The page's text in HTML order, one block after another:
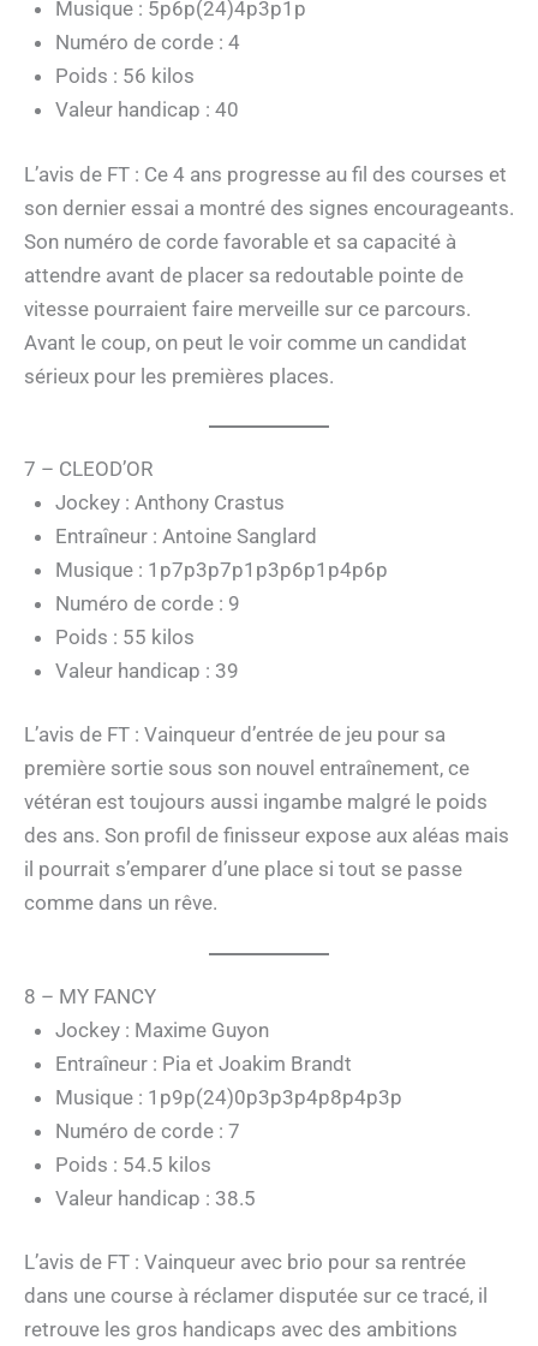
Musique : 5p6p(24)4p3p1p
Numéro de corde : 4
Poids : 56 kilos
Valeur handicap : 40
L’avis de FT : Ce 4 ans progresse au fil des courses et
son dernier essai a montré des signes encourageants.
Son numéro de corde favorable et sa capacité à
attendre avant de placer sa redoutable pointe de
vitesse pourraient faire merveille sur ce parcours.
Avant le coup, on peut le voir comme un candidat
sérieux pour les premières places.
7 – CLEOD’OR
Jockey : Anthony Crastus
Entraîneur : Antoine Sanglard
Musique : 1p7p3p7p1p3p6p1p4p6p
Numéro de corde : 9
Poids : 55 kilos
Valeur handicap : 39
L’avis de FT : Vainqueur d’entrée de jeu pour sa
première sortie sous son nouvel entraînement, ce
vétéran est toujours aussi ingambe malgré le poids
des ans. Son profil de finisseur expose aux aléas mais
il pourrait s’emparer d’une place si tout se passe
comme dans un rêve.
8 – MY FANCY
Jockey : Maxime Guyon
Entraîneur : Pia et Joakim Brandt
Musique : 1p9p(24)0p3p3p4p8p4p3p
Numéro de corde : 7
Poids : 54.5 kilos
Valeur handicap : 38.5
L’avis de FT : Vainqueur avec brio pour sa rentrée
dans une course à réclamer disputée sur ce tracé, il
retrouve les gros handicaps avec des ambitions